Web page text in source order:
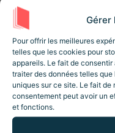
Gérer
Pour offrir les meilleures
telles que les cookies pour
appareils. Le fait de
traiter des données telles
uniques sur ce site. Le fait de
consentement peut avoir un
et fonctions.
Au Moyen Âge,
de manièreà
personnesen
sur le territoire.
lui trouvent
contrôle de la
envers la
Rejoignez
Revue
10% de
votre
ressources et